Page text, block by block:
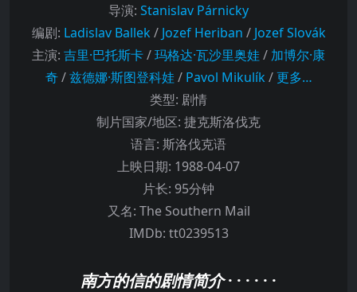
导演: Stanislav Párnicky
编剧: Ladislav Ballek/ Jozef Heriban / Jozef Slovák
主演: 吉里·巴托斯卡/玛格达·瓦沙里奥娃/ 加博尔·康
奇/兹德娜·斯图登科娃/ Pavol Mikulík/更多…
类型: 剧情
制片国家/地区: 捷克斯洛伐克
语言: 斯洛伐克语
上映日期: 1988-04-07
片长: 95分钟
又名: The Southern Mail
IMDb: tt0239513
南方的信的剧情简介· · · · · ·